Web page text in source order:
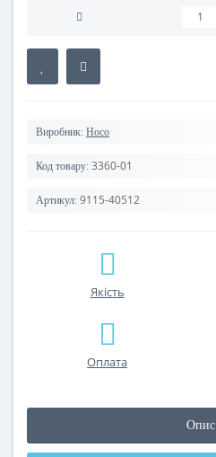
Виробник: Hoco
Код товару: 3360-01
Артикул: 9115-40512
Якість
Оплата
Опис